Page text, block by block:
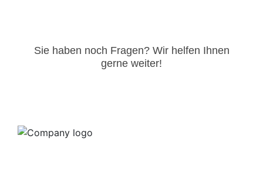
Sie haben noch Fragen? Wir helfen Ihnen
gerne weiter!​